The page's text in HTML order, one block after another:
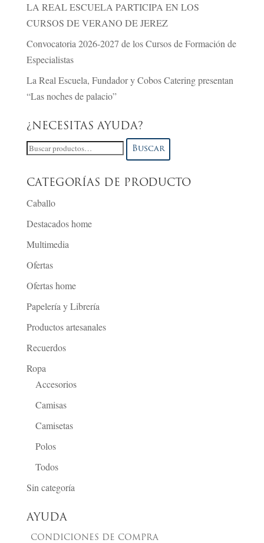
LA REAL ESCUELA PARTICIPA EN LOS
CURSOS DE VERANO DE JEREZ
Convocatoria 2026-2027 de los Cursos de Formación de
Especialistas
La Real Escuela, Fundador y Cobos Catering presentan
“Las noches de palacio”
¿NECESITAS AYUDA?
Buscar
Buscar
CATEGORÍAS DE PRODUCTO
Caballo
Destacados home
Multimedia
Ofertas
Ofertas home
Papelería y Librería
Productos artesanales
Recuerdos
Ropa
Accesorios
Camisas
Camisetas
Polos
Todos
Sin categoría
AYUDA
CONDICIONES DE COMPRA